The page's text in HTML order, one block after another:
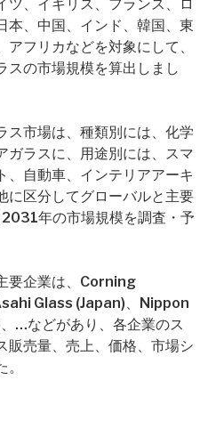
ツ、イギリス、フランス、ロ
本、中国、インド、韓国、東
フリカなどを対象にして、
スの市場規模を算出しまし
ス市場は、種類別には、化学
ガラスに、用途別には、スマ
、自動車、インテリアアーキ
に区分してグローバルと主要
年の市場規模を調査・予
要企業は、Corning
Glass (Japan)、Nippon
…などがあり、各企業のス
販売量、売上、価格、市場シ